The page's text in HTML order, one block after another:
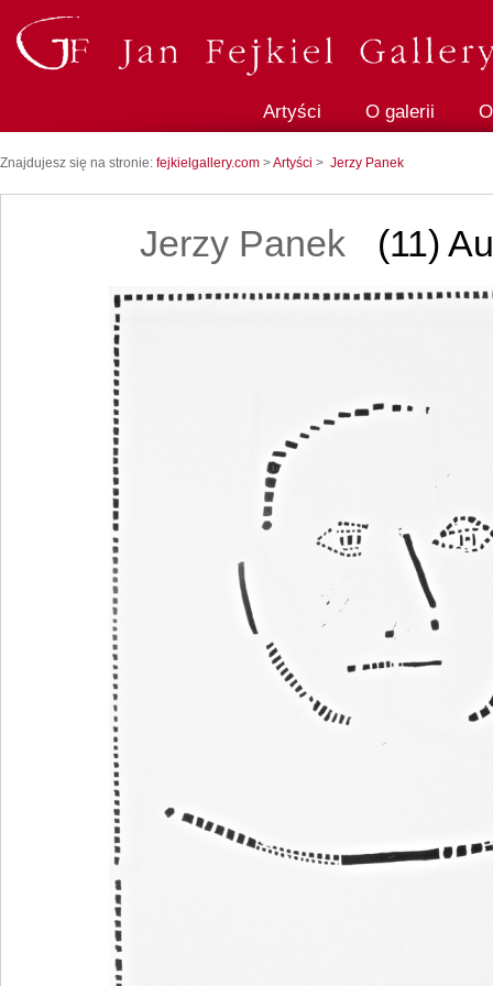
Artyści O galerii
Znajdujesz się na stronie: fejkielgallery.com >Artyści > Jerzy Panek
Jerzy Panek (11)